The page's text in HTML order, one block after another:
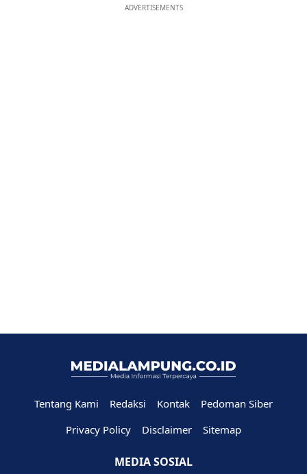
ADVERTISEMENTS
Tentang Kami Redaksi Kontak
Pedoman Siber
Privacy Policy
Disclaimer Sitemap
MEDIA SOSIAL